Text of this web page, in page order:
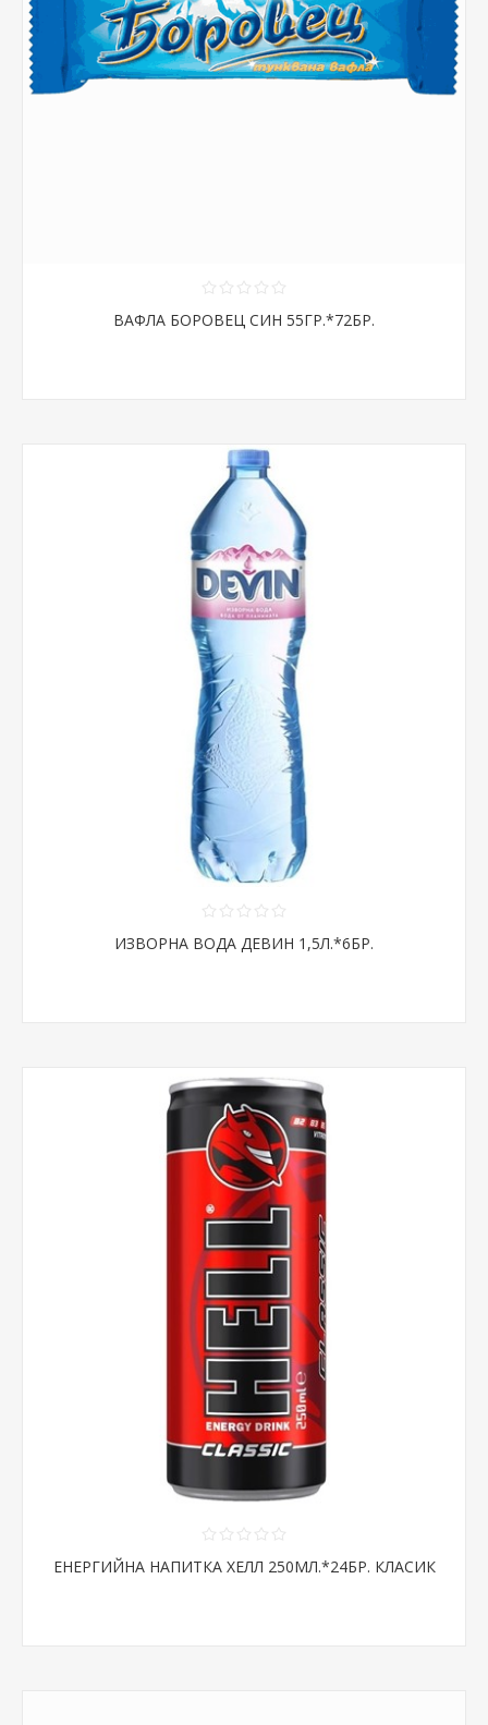
ВАФЛА БОРОВЕЦ СИН 55ГР.*72БР.
ИЗВОРНА ВОДА ДЕВИН 1,5Л.*6БР.
ЕНЕРГИЙНА НАПИТКА ХЕЛЛ 250МЛ.*24БР. КЛАСИК